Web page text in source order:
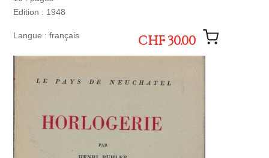
Edition : 1948
Langue : français CHF 30.00